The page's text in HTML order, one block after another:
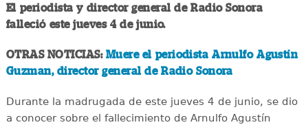
El periodista y director general de Radio Sonora
falleció este jueves 4 de junio.
OTRAS NOTICIAS: Muere el periodista Arnulfo Agustín
Guzman, director general de Radio Sonora
Durante la madrugada de este jueves 4 de junio, se dio
a conocer sobre el fallecimiento de Arnulfo Agustín